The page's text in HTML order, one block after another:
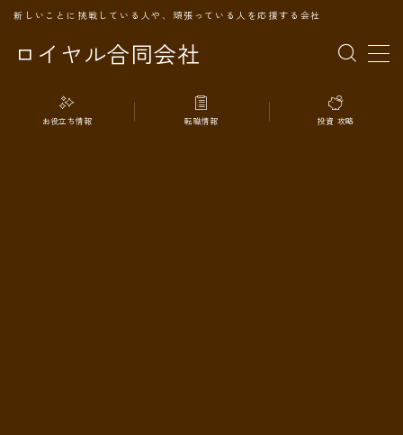
ロイヤル合同会社
新しいことに挑戦している人や、頑張っている人を応援する会社
MENU
TOPページ
お役立ち情報 転職情報 投資 攻略